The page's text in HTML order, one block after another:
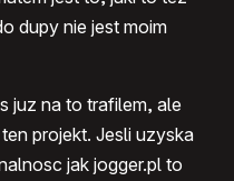
dupy nie jest moim
juz na to trafilem, ale
projekt. Jesli uzyska
jak jogger.pl to